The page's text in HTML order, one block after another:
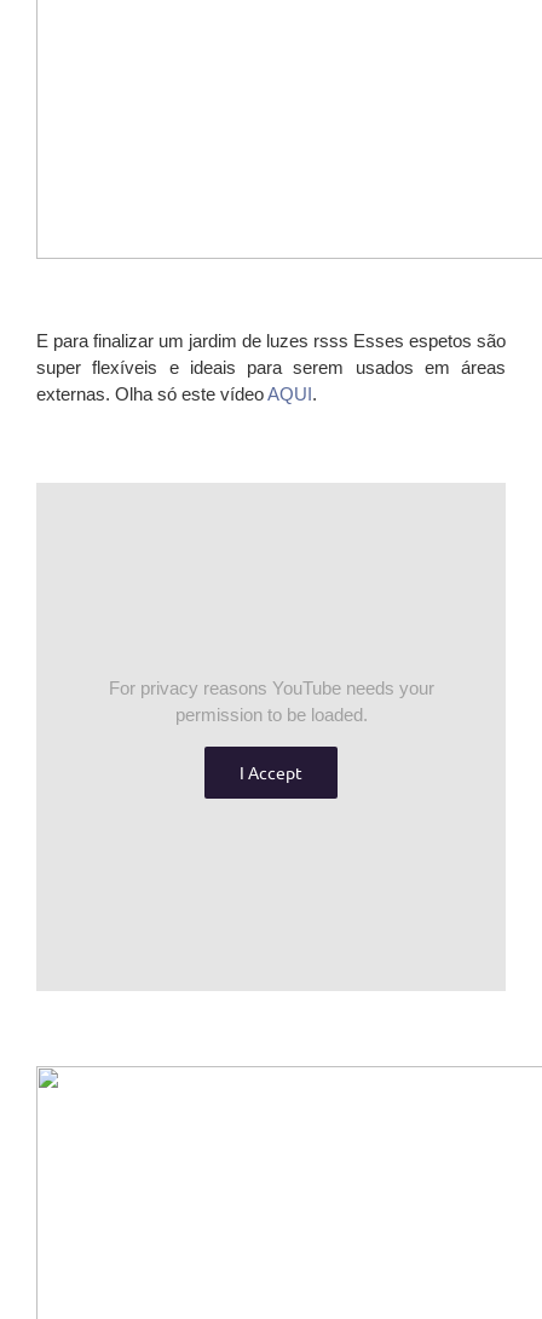
E para finalizar um jardim de luzes rsss Esses espetos são
super flexíveis e ideais para serem usados em áreas
externas. Olha só este vídeoAQUI.
For privacy reasons YouTube needs your
permission to be loaded.
I Accept